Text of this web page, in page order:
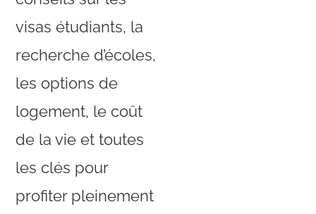
visas étudiants, la
recherche d’écoles,
les options de
logement, le coût
de la vie et toutes
les clés pour
profiter pleinement